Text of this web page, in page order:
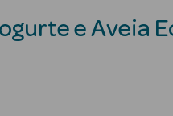
e Aveia